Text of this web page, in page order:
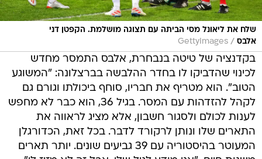
שלח את ליאונל מסי הביתה עם תצוגה מושלמת. הקפטן דני
אלבס /
GettyImages
בקדנציה של טיטה בנבחרת, אלבס התמסר מחדש
לכינוי שהדביקו לו בחדר ההלבשה בברצלונה: "המשוגע
הטוב". הוא מטריף את חבריו, סוחף ביכולתו וגורם גם
לקהל להזדהות עם המסר. בגיל 36, הוא כבר לא מחפש
לענות לכולם ולסגור חשבון, אלא מציג לראווה את
התארים שלו ונותן לרקורד לדבר. בכל זאת, הכדורגלן
המעוטר בהיסטוריה עם 39 גביעים שונים. יותר תארים